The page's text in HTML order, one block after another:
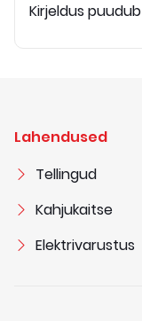
Kirjeldus puudub
Lahendused
Tellingud
Kahjukaitse
Elektrivarustus